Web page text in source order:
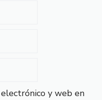
y web en